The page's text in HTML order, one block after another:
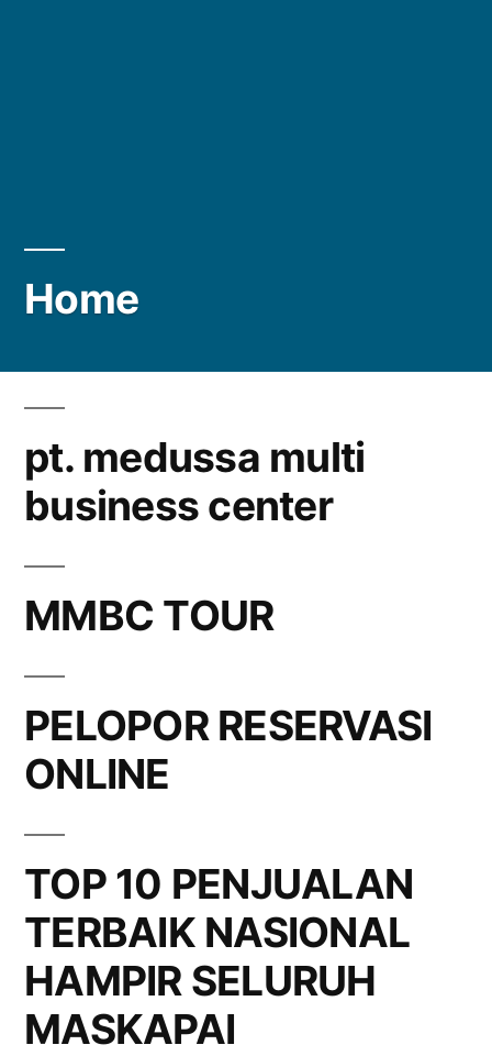
Home
pt. medussa multi
business center
MMBC TOUR
PELOPOR RESERVASI
ONLINE
TOP 10 PENJUALAN
TERBAIK NASIONAL
HAMPIR SELURUH
MASKAPAI